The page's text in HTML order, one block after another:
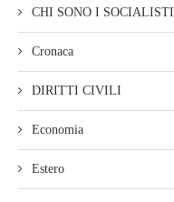
CHI SONO I SOCIALISTI
Cronaca
DIRITTI CIVILI
Economia
Estero